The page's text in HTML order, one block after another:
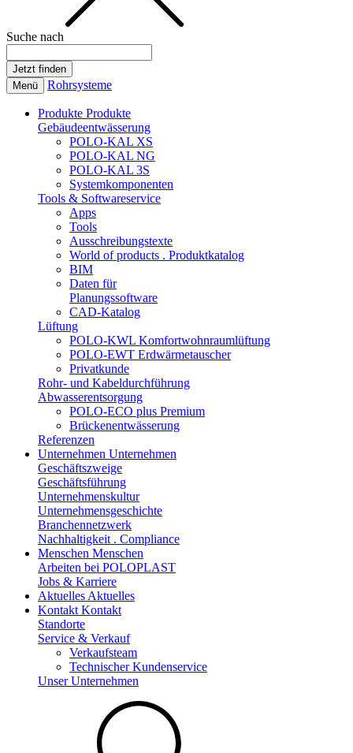
Suche nach
Menü Rohrsysteme
Produkte Produkte
Gebäudeentwässerung
POLO-KAL XS
POLO-KAL NG
POLO-KAL 3S
Systemkomponenten
Tools & Softwareservice
Apps
Tools
Ausschreibungstexte
World of products . Produktkatalog
BIM
Daten für
Planungssoftware
CAD-Katalog
Lüftung
POLO-KWL Komfortwohnraumlüftung
POLO-EWT Erdwärmetauscher
Privatkunde
Rohr- und Kabeldurchführung
Abwasserentsorgung
POLO-ECO plus Premium
Brückenentwässerung
Referenzen
Unternehmen Unternehmen
Geschäftszweige
Geschäftsführung
Unternehmenskultur
Unternehmensgeschichte
Branchennetzwerk
Nachhaltigkeit . Compliance
Menschen Menschen
Arbeiten bei POLOPLAST
Jobs & Karriere
Aktuelles Aktuelles
Kontakt Kontakt
Standorte
Service & Verkauf
Verkaufsteam
Technischer Kundenservice
Unser Unternehmen